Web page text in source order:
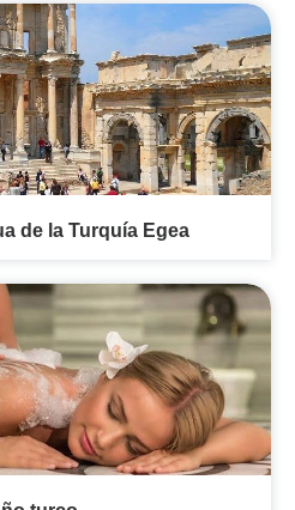
de la Turquía Egea